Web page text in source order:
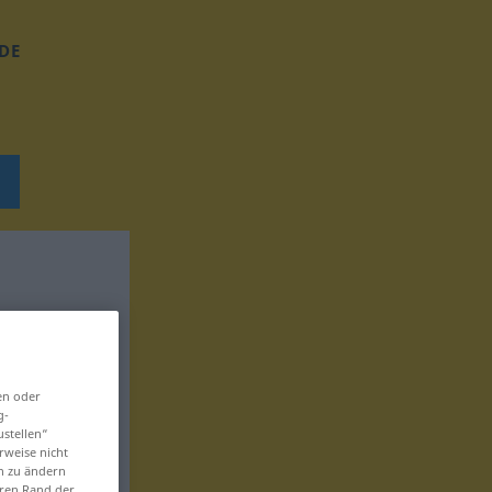
DE
oder
nicht
zu ändern